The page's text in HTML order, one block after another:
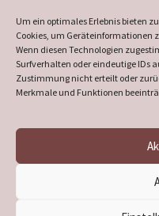
Um ein optimales Erlebnis bieten
Cookies, um Geräteinformationen
Wenn diesen Technologien
Surfverhalten oder eindeutige IDs
Zustimmung nicht erteilt oder
Merkmale und Funktionen
Heimatverein